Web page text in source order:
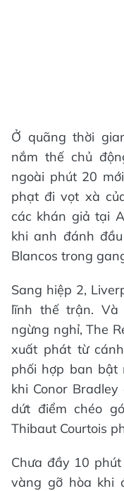
Ở quãng thời
nắm thế chủ
ngoài phút 20
phạt đi vọt xà
các khán giả tại
khi anh đánh
Blancos trong
Sang hiệp 2,
lĩnh thế trận. Và
ngừng nghỉ, The
xuất phát từ
phối hợp ban bật
khi Conor
dứt điểm chéo
Thibaut Courtois
Chưa đầy 10
vàng gỡ hòa khi